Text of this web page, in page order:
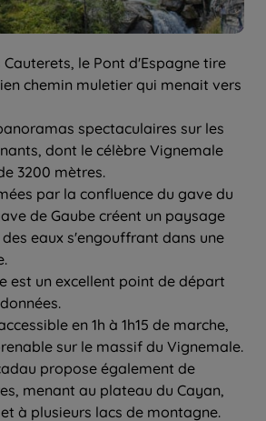
le Pont d'Espagne tire
chemin muletier qui menait vers
spectaculaires sur les
dont le célèbre Vignemale
3200 mètres.
par la confluence du gave du
de Gaube créent un paysage
eaux s'engouffrant dans une
est un excellent point de départ
en 1h à 1h15 de marche,
sur le massif du Vignemale.
propose également de
menant au plateau du Cayan,
à plusieurs lacs de montagne.